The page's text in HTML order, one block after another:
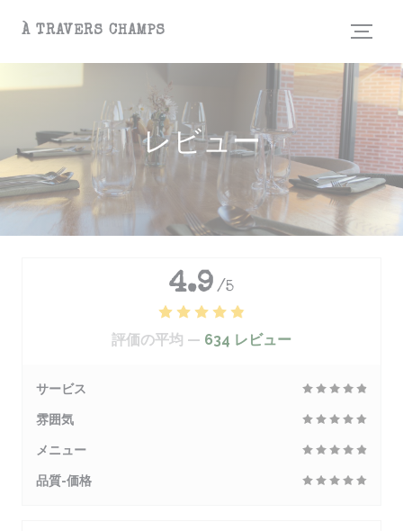
À TRAVERS CHAMPS
レビュー
4.9 /5
評価の平均 — 634 レビュー
サービス
雰囲気
メニュー
品質-価格